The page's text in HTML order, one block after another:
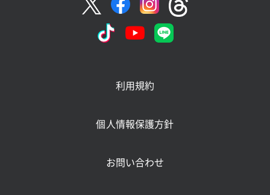
利用規約
個人情報保護方針
お問い合わせ